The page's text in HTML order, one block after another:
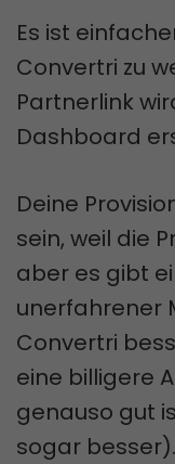
Es ist
Convertri zu
Partnerlink
Dashboard
Deine
sein, weil die
aber es gibt
unerfahrener
Convertri
eine billigere
genauso gut
sogar besser).